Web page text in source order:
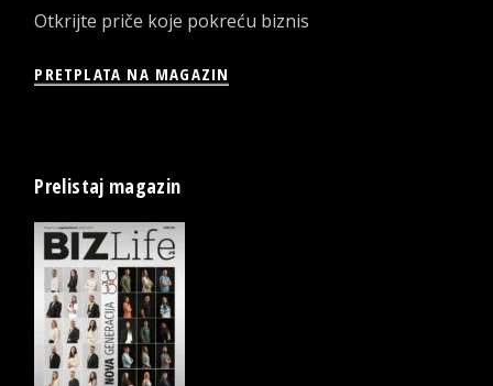
Otkrijte priče koje pokreću biznis
PRETPLATA NA MAGAZIN
Prelistaj magazin